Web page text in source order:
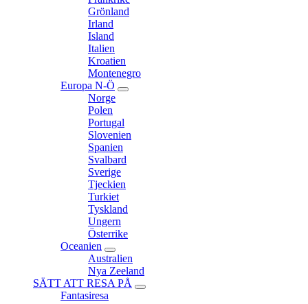
Grönland
Irland
Island
Italien
Kroatien
Montenegro
Europa N-Ö
expand
Norge
Polen
Portugal
Slovenien
Spanien
Svalbard
Sverige
Tjeckien
Turkiet
Tyskland
Ungern
Österrike
Oceanien
expand
child
menu
Australien
Nya Zeeland
SÄTT ATT RESA PÅ
expand
Fantasiresa